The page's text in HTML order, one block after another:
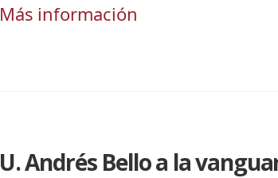
Más información
U. Andrés Bello a la